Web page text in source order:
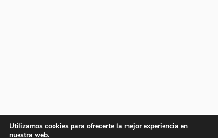
Utilizamos cookies para ofrecerte la mejor experiencia en
nuestra web.